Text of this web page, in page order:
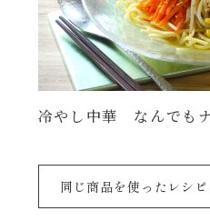
冷やし中華 なんでも
同じ商品を使ったレシ